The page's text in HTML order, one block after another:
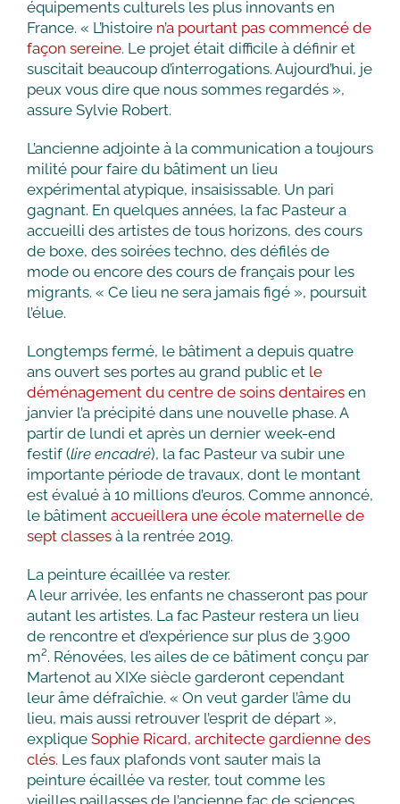
équipements culturels les plus innovants en
France. « L’histoire n’a pourtant pas commencé de
façon sereine. Le projet était difficile à définir et
suscitait beaucoup d’interrogations. Aujourd’hui, je
peux vous dire que nous sommes regardés »,
assure Sylvie Robert.
L’ancienne adjointe à la communication a toujours
milité pour faire du bâtiment un lieu
expérimental atypique, insaisissable. Un pari
gagnant. En quelques années, la fac Pasteur a
accueilli des artistes de tous horizons, des cours
de boxe, des soirées techno, des défilés de
mode ou encore des cours de français pour les
migrants. « Ce lieu ne sera jamais figé », poursuit
l’élue.
Longtemps fermé, le bâtiment a depuis quatre
ans ouvert ses portes au grand public et le
déménagement du centre de soins dentaires en
janvier l’a précipité dans une nouvelle phase. A
partir de lundi et après un dernier week-end
festif (lire encadré), la fac Pasteur va subir une
importante période de travaux, dont le montant
est évalué à 10 millions d’euros. Comme annoncé,
le bâtiment accueillera une école maternelle de
sept classes à la rentrée 2019.
La peinture écaillée va rester.
A leur arrivée, les enfants ne chasseront pas pour
autant les artistes. La fac Pasteur restera un lieu
de rencontre et d’expérience sur plus de 3.900
m². Rénovées, les ailes de ce bâtiment conçu par
Martenot au XIXe siècle garderont cependant
leur âme défraîchie. « On veut garder l’âme du
lieu, mais aussi retrouver l’esprit de départ »,
explique Sophie Ricard, architecte gardienne des
clés. Les faux plafonds vont sauter mais la
peinture écaillée va rester, tout comme les